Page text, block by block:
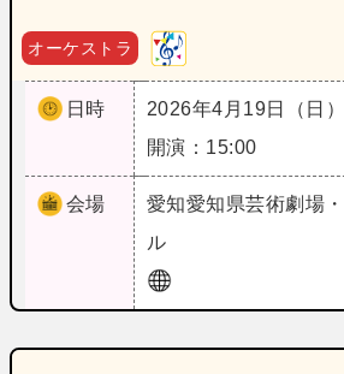
オーケストラ
日時
2026年4月19日（日）
開演：15:00
会場 愛知愛知県芸術劇場
ル